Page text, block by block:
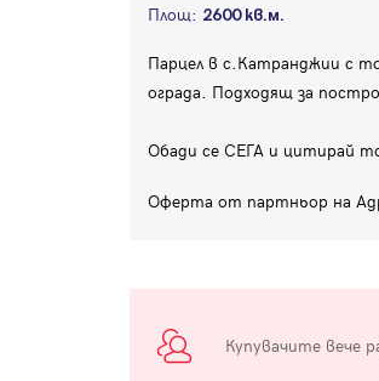
Площ: 2600 кв.м.
Парцел в с.Катранджии с
ограда. Подходящ за
Обади се СЕГА и цитирай
Оферта от партньор на
Купувачите вече